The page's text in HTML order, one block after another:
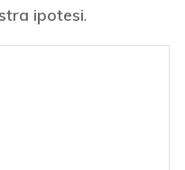
ipotesi.